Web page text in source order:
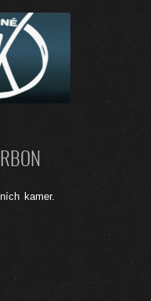
KOŠÍK
kamer.